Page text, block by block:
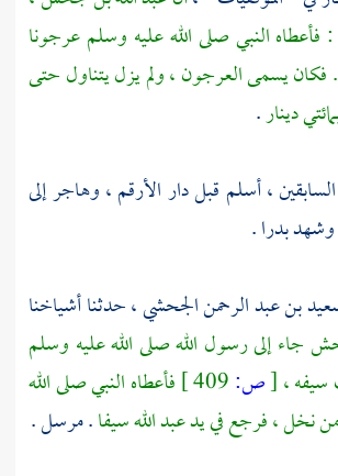
فأعطاه النبي صلى الله عليه وسلم عرجونا
فكان يسمى العرجون ، ولم يزل يتناول حتى
دينار.
، أسلم قبلدار الأرقم ،وهاجر إلى
وشهدبدرا.
بن عبد الرحمن الجحشي ،حدثنا أشياخنا
جاء إلى رسول الله صلى الله عليه وسلم
،[ص:
فأعطاه النبي صلى الله
نخل ، فرجع في يدعبد اللهسيفا. مرسل .